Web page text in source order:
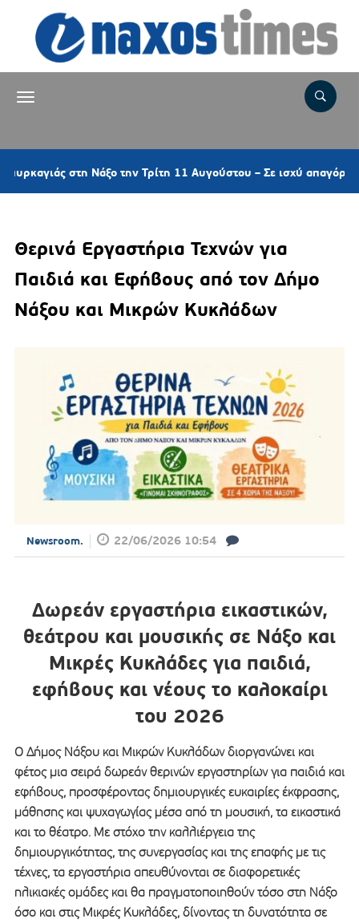
Νάξο την Τρίτη 11 Αυγούστου – Σε ισχύ απαγόρευση
Θερινά Εργαστήρια Τεχνών για
Παιδιά και Εφήβους από τον Δήμο
Νάξου και Μικρών Κυκλάδων
Newsroom. 22/06/2026 10:54
Δωρεάν εργαστήρια εικαστικών,
θεάτρου και μουσικής σε Νάξο και
Μικρές Κυκλάδες για παιδιά,
εφήβους και νέους το καλοκαίρι
του 2026
Ο Δήμος Νάξου και Μικρών Κυκλάδων διοργανώνει και
φέτος μια σειρά δωρεάν θερινών εργαστηρίων για παιδιά και
εφήβους, προσφέροντας δημιουργικές ευκαιρίες έκφρασης,
μάθησης και ψυχαγωγίας μέσα από τη μουσική, τα εικαστικά
και το θέατρο. Με στόχο την καλλιέργεια της
δημιουργικότητας, της συνεργασίας και της επαφής με τις
τέχνες, τα εργαστήρια απευθύνονται σε διαφορετικές
ηλικιακές ομάδες και θα πραγματοποιηθούν τόσο στη Νάξο
όσο και στις Μικρές Κυκλάδες, δίνοντας τη δυνατότητα σε